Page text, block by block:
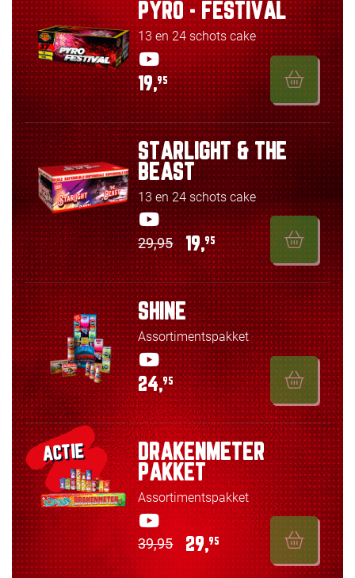
PYRO - FESTIVAL
13 en 24 schots cake
19,95
STARLIGHT & THE
BEAST
13 en 24 schots cake
29,95 19,95
SHINE
Assortimentspakket
24,95
ACTIE
DRAKENMETER
PAKKET
Assortimentspakket
39,95 29,95